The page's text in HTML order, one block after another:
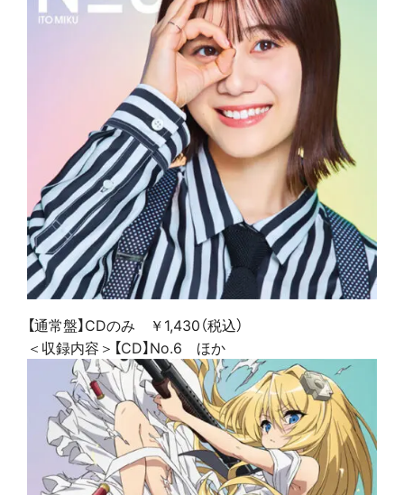
【通常盤】CDのみ ￥1,430（税込）
＜収録内容＞【CD】No.6 ほか